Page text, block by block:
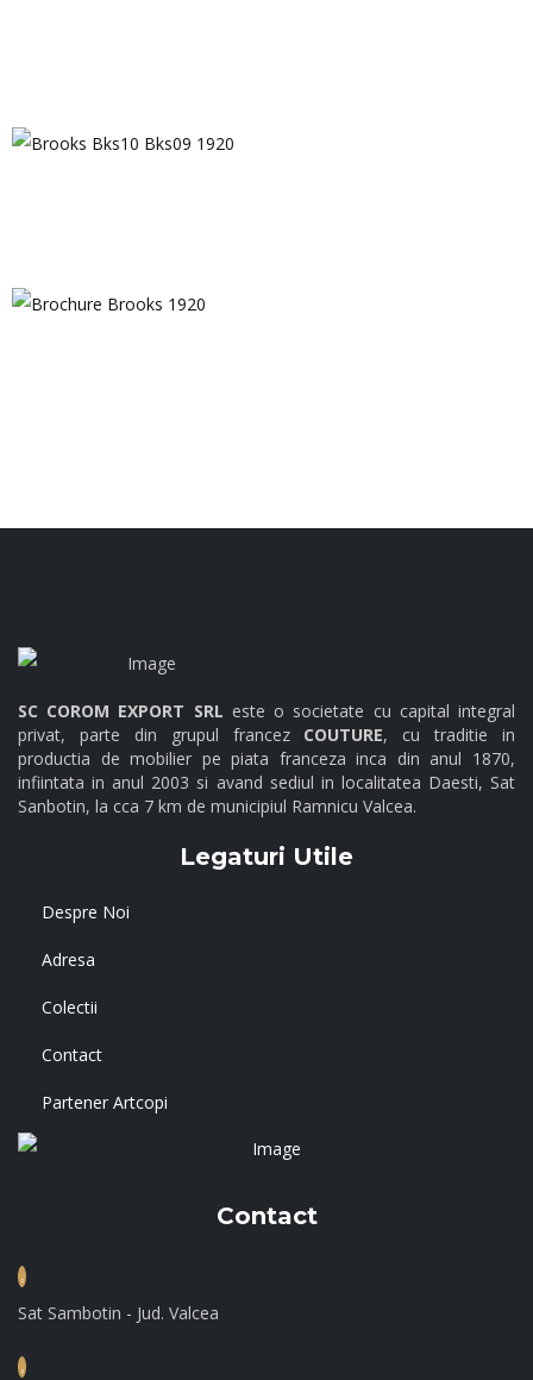
SC COROM EXPORT SRL este o societate cu capital integral
privat, parte din grupul francez COUTURE, cu traditie in
productia de mobilier pe piata franceza inca din anul 1870,
infiintata in anul 2003 si avand sediul in localitatea Daesti, Sat
Sanbotin, la cca 7 km de municipiul Ramnicu Valcea.
Legaturi Utile
Despre Noi
Adresa
Colectii
Contact
Partener Artcopi
Contact
Sat Sambotin - Jud. Valcea